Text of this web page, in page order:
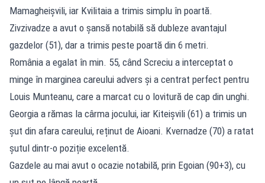
Mamagheișvili, iar Kvilitaia a trimis simplu în poartă.
Zivzivadze a avut o șansă notabilă să dubleze avantajul
gazdelor (51), dar a trimis peste poartă din 6 metri.
România a egalat în min. 55, când Screciu a interceptat o
minge în marginea careului advers și a centrat perfect pentru
Louis Munteanu, care a marcat cu o lovitură de cap din unghi.
Georgia a rămas la cârma jocului, iar Kiteișvili (61) a trimis un
șut din afara careului, reținut de Aioani. Kvernadze (70) a ratat
șutul dintr-o poziție excelentă.
Gazdele au mai avut o ocazie notabilă, prin Egoian (90+3), cu